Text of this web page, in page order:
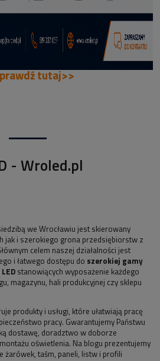
tutaj>>
- Wroled.pl
we Wrocławiu jest skierowany
jak i szerokiego grona przedsiębiorstw z
celem naszej działalności jest
i łatwego dostępu do szerokiej gamy
stanowiących wyposażenie każdego
magazynu, hali produkcyjnej czy sklepu
produkty i usługi, które ułatwiają pracę
pracy. Gwarantujemy Państwu
dostawę, doradztwo w doborze
oświetlenia. Na blogu prezentujemy
żarówek, taśm, paneli, listw i profili